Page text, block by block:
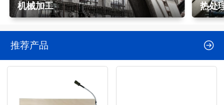
机械加工 热处
推荐产品